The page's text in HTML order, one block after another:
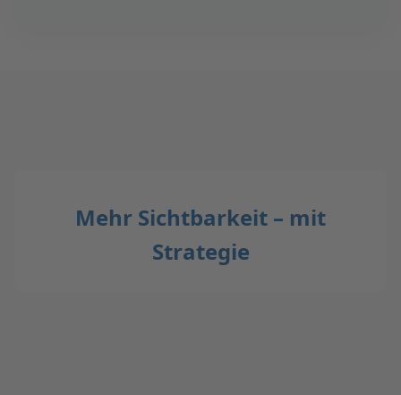
Mehr Sichtbarkeit – mit
Strategie